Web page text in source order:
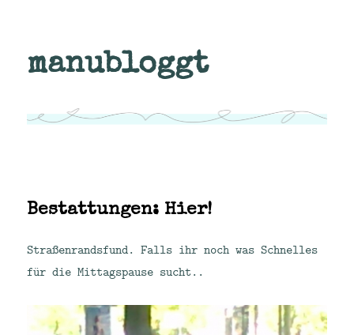
manubloggt
Bestattungen: Hier!
Straßenrandsfund. Falls ihr noch was Schnelles
für die Mittagspause sucht..